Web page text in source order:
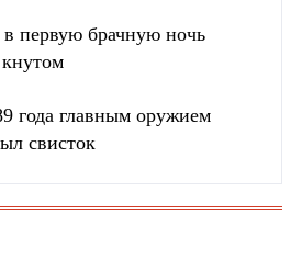
в первую брачную ночь
года главным оружием
свисток